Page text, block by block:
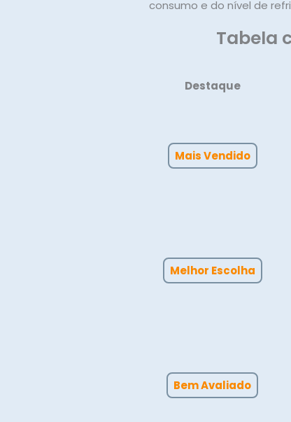
consumo e do nível de
Tabela
Destaque
Mais Vendido
Melhor Escolha
Bem Avaliado